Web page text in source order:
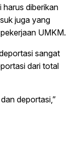
harus diberikan
juga yang
UMKM.
sangat
dari total
dan deportasi,”